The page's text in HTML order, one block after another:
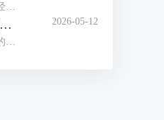
我们在使用GitLab做项目管理时，经常会创建多个分支。合理的分支体系能够保证项目顺利推进，在使用分支时，我们需要知道远程分支的创建源头，从而知道代码之间的关系，避免合并冲突。拉取代码后，需要切换到指定分支开发，应该怎么切换分支呢？本文将为大家介绍GitLab如何查看远程分支是基于哪个分支创建的，GitLab怎么切换当前开发分支的相关内容。
如何在GitLab网站及客户端同步修改个人密码 客户端怎么免密拉取代码
GitLab是大多数开发团队正在使用的开发工具，很多用户想要在开发工具（例如IDEA）中登录GitLab账户，从而可以快速拉取代码。如果GitLab网站修改了密码，怎么能实现开发工具客户端同步修改呢？每次拉取代码都需要输入密码的情况下，怎么做到免密拉取代码呢？本文将为大家介绍如何在GitLab网站及客户端同步修改个人密码，客户端怎么免密拉取代码的相关内容。
2026-05-12